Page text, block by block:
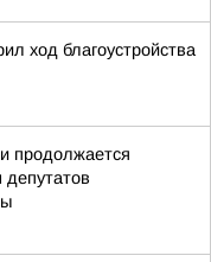
ход благоустройства
продолжается
депутатов